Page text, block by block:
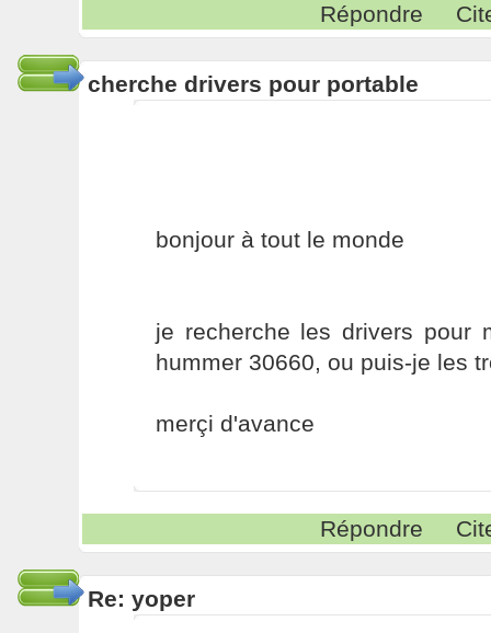
Répondre
cherche drivers pour portable
bonjour à tout le monde
je recherche les drivers pour
hummer 30660, ou puis-je les
merçi d'avance
Répondre
Re: yoper